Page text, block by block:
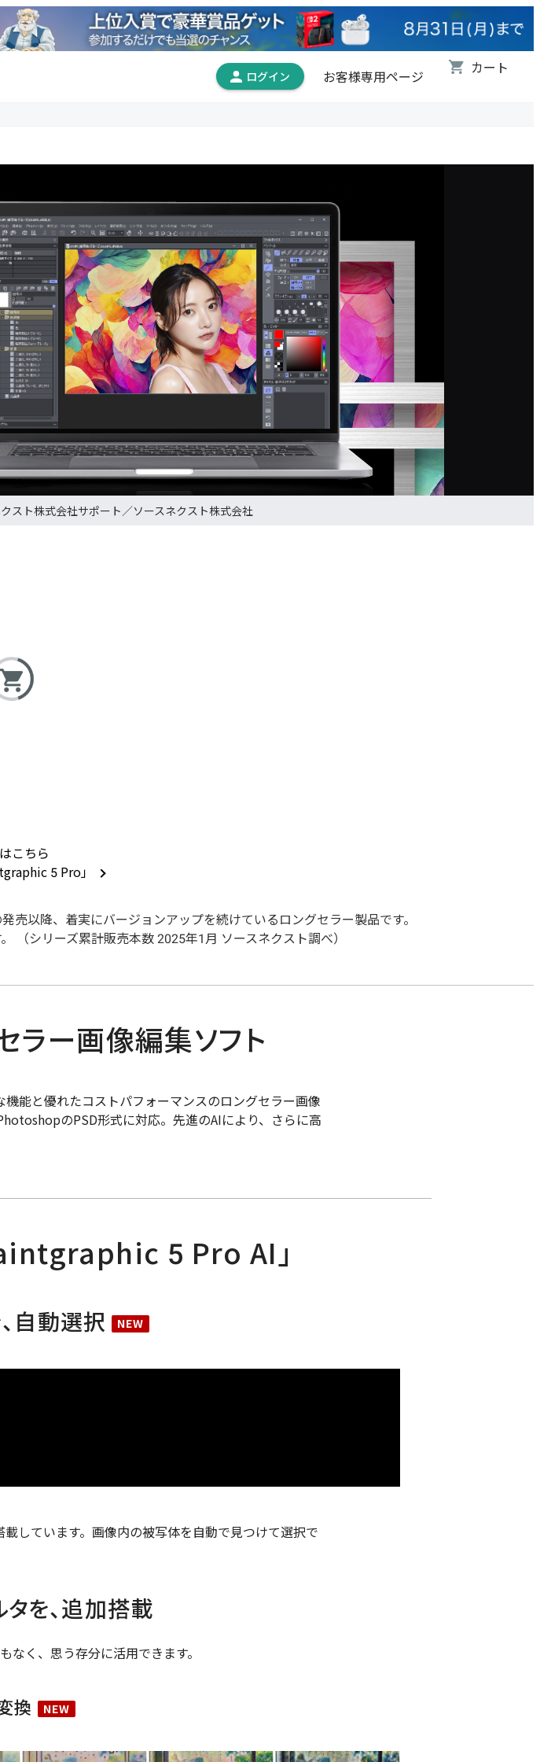
お客様専用ページ
スト株式会社 ソースネクスト株式会社
こちら
5 Pro」
売以降、着実にバージョンアップを続けているロングセラー製品です。
（シリーズ累計販売本数 2025年1月 ソースネクスト調べ）
ラー画像編集ソフト
能と優れたコストパフォーマンスのロングセラー画像
のPSD形式に対応。先進のAIにより、さらに高
5 Pro AI」
自動選択
しています。画像内の被写体を自動で見つけて選択で
を、追加搭載
なく、思う存分に活用できます。
換